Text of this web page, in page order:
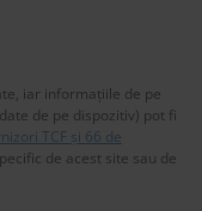
iar informațiile de pe
de pe dispozitiv) pot fi
TCF și 66 de
de acest site sau de